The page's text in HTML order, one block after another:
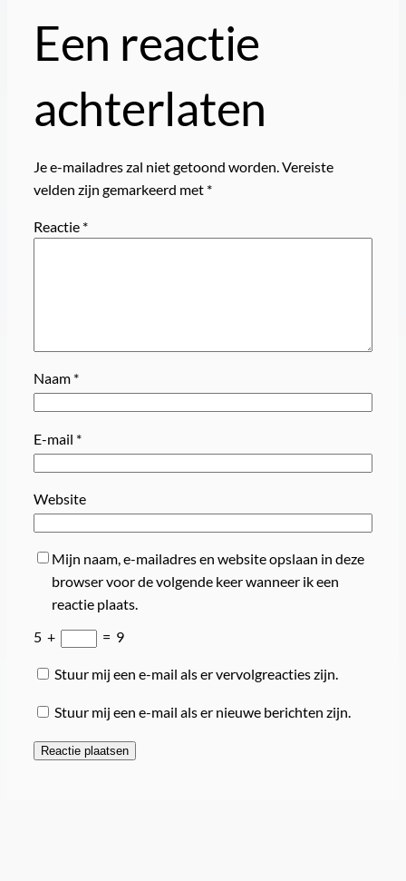
Een reactie
achterlaten
Je e-mailadres zal niet getoond worden.Vereiste
velden zijn gemarkeerd met *
Reactie *
Naam *
E-mail *
Website
Mijn naam, e-mailadres en website opslaan in deze
browser voor de volgende keer wanneer ik een
reactie plaats.
5 + = 9
Stuur mij een e-mail als er vervolgreacties zijn.
Stuur mij een e-mail als er nieuwe berichten zijn.